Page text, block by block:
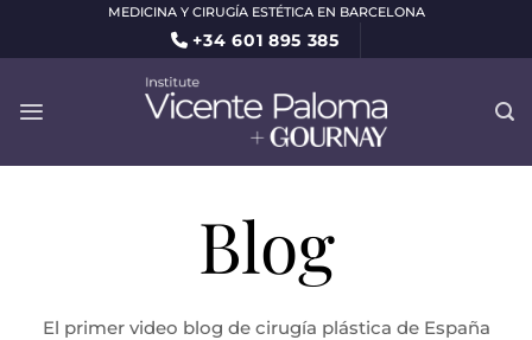
MEDICINA Y CIRUGÍA ESTÉTICA EN BARCELONA
+34 601 895 385
Blog
El primer video blog de cirugía plástica de España